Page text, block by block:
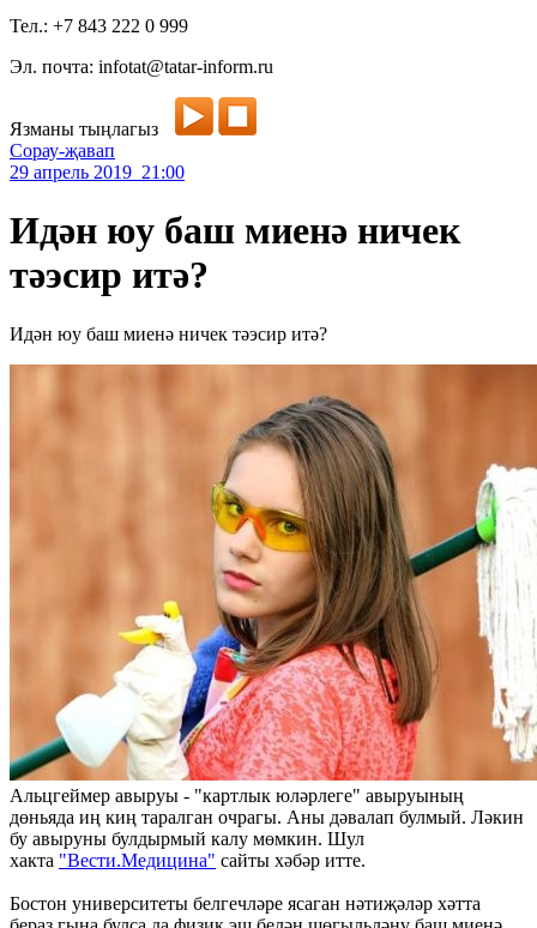
Тел.: +7 843 222 0 999
Эл. почта: infotat@tatar-inform.ru
Язманы тыңлагыз
Сорау-җавап
29 апрель 2019 21:00
Идән юу баш миенә ничек
тәэсир итә?
Идән юу баш миенә ничек тәэсир итә?
Альцгеймер авыруы - "картлык юләрлеге" авыруының
дөньяда иң киң таралган очрагы. Аны дәвалап булмый. Ләкин
бу авыруны булдырмый калу мөмкин. Шул
хакта "Вести.Медицина" сайты хәбәр итте.
Бостон университеты белгечләре ясаган нәтиҗәләр хәтта